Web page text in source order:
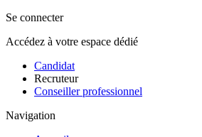
Se connecter
Accédez à votre espace dédié
Candidat
Recruteur
Conseiller professionnel
Navigation